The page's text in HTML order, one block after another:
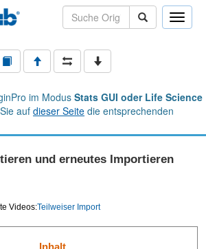
Toggle
im Modus Stats GUI oder Life Science
auf dieser Seite die entsprechenden
und erneutes Importieren
Videos:Teilweiser Import
Inhalt